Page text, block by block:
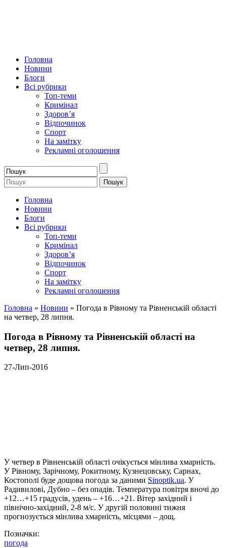
Головна
Новини
Блоги
Всі рубрики
Топ-теми
Кримінал
Здоров’я
Відпочинок
Спорт
На замітку
Рекламні оголошення
Головна
Новини
Блоги
Всі рубрики
Топ-теми
Кримінал
Здоров’я
Відпочинок
Спорт
На замітку
Рекламні оголошення
Головна » Новини » Погода в Рівному та Рівненській області
на четвер, 28 липня.
Погода в Рівному та Рівненській області на
четвер, 28 липня.
27-Лип-2016
У четвер в Рівненській області очікується мінлива хмарність.
У Рівному, Зарічному, Рокитному, Кузнецовську, Сарнах,
Костополі буде дощова погода за даними Sinoptik.ua. У
Радивилові, Дубно – без опадів. Температура повітря вночі до
+12…+15 градусів, удень – +16…+21. Вітер західний і
північно-західний, 2-8 м/с. У другій половині тижня
прогнозується мінлива хмарність, місцями – дощ.
Позначки:
погода